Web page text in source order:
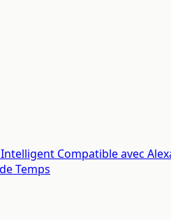
Compatible avec
Temps